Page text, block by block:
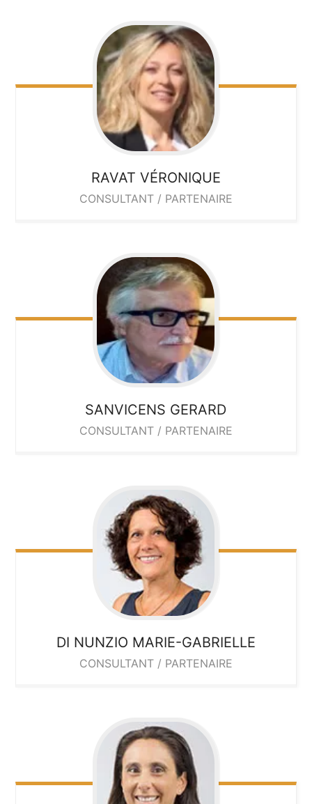
RAVAT VÉRONIQUE
CONSULTANT / PARTENAIRE
SANVICENS GERARD
CONSULTANT / PARTENAIRE
DI NUNZIO MARIE-GABRIELLE
CONSULTANT / PARTENAIRE